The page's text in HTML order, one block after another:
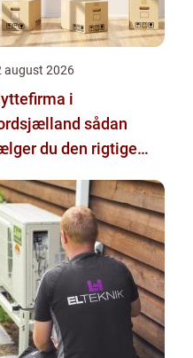
august 2026
i
sådan
du den rigtige